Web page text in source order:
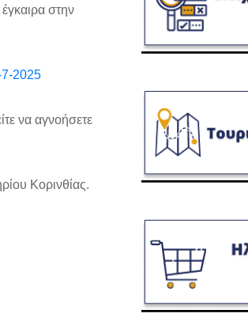
στην
2025
να αγνοήσετε
Κορινθίας.